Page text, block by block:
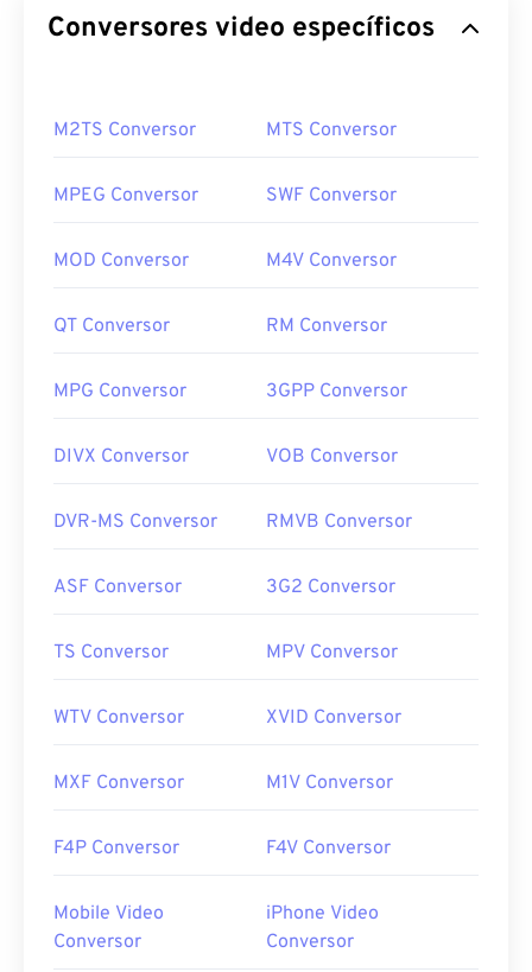
Conversores video específicos
M2TS Conversor MTS Conversor
MPEG Conversor SWF Conversor
MOD Conversor M4V Conversor
QT Conversor RM Conversor
MPG Conversor 3GPP Conversor
DIVX Conversor VOB Conversor
DVR-MS Conversor RMVB Conversor
ASF Conversor 3G2 Conversor
TS Conversor MPV Conversor
WTV Conversor XVID Conversor
MXF Conversor M1V Conversor
F4P Conversor F4V Conversor
Mobile Video
Conversor
iPhone Video
Conversor